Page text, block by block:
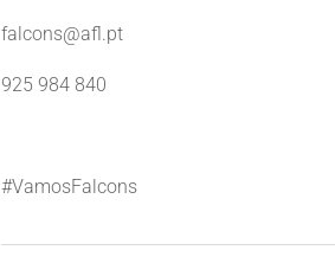
falcons@afl.pt
925 984 840
#VamosFalcons